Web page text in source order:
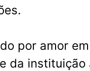
por amor
da instituição